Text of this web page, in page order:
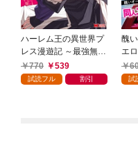
ハーレム王の異世界プ
レス漫遊記 ～最強無双
のおじさんはあらゆる
種族を嫁にする～（コ
770 539
試読フル 割引
醜
エ
転
（試